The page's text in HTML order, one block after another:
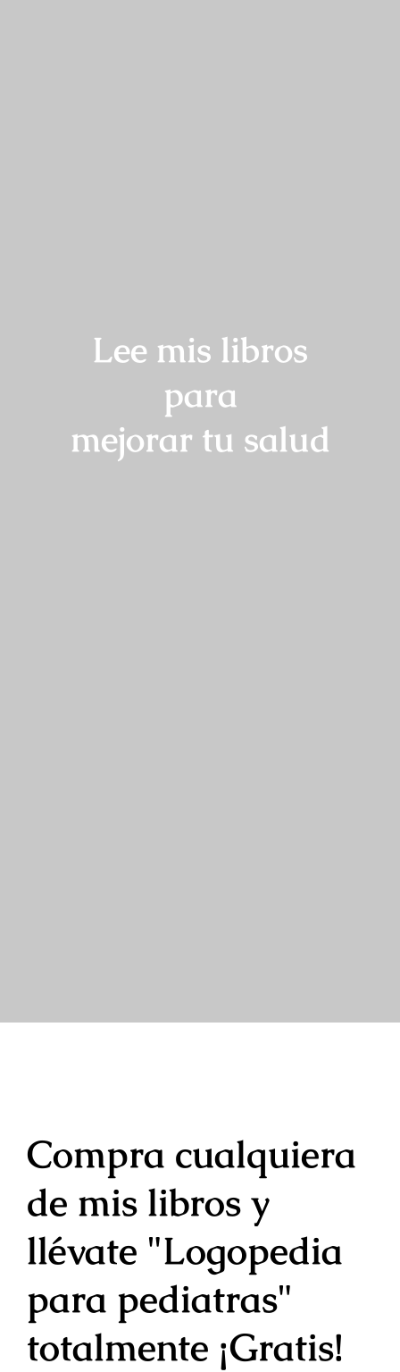
Lee mis libros
para
mejorar tu salud
Compra cualquiera
de mis libros y
llévate "Logopedia
para pediatras"
totalmente ¡Gratis!